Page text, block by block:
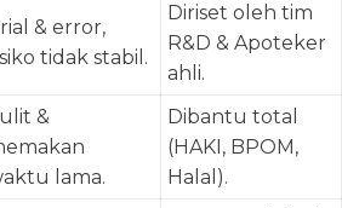
& error,
tidak stabil.
Diriset oleh tim
R&D & Apoteker
ahli.
&
lama.
Dibantu total
(HAKI, BPOM,
Halal).